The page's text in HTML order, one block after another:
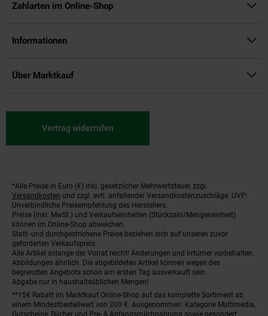
Zahlarten im Online-Shop
Informationen
Über Marktkauf
Vertrag widerrufen
Fußnoten
*Alle Preise in Euro (€) inkl. gesetzlicher Mehrwertsteuer, zzgl.
Versandkosten und zzgl. evtl. anfallender Versandkostenzuschläge. UVP:
Unverbindliche Preisempfehlung des Herstellers.
Preise (inkl. MwSt.) und Verkaufseinheiten (Stückzahl/Mengeneinheit)
können im Online-Shop abweichen.
Statt- und durchgestrichene Preise beziehen sich auf unseren zuvor
geforderten Verkaufspreis.
Alle Artikel solange der Vorrat reicht! Änderungen und Irrtümer vorbehalten.
Abbildungen ähnlich. Die abgebildeten Artikel können wegen des
begrenzten Angebots schon am ersten Tag ausverkauft sein.
Abgabe nur in haushaltsüblichen Mengen!
**15€ Rabatt im Marktkauf Online-Shop auf das komplette Sortiment ab
einem Mindestbestellwert von 200 €. Ausgenommen: Kategorie Multimedia,
Gutscheine, Bücher und Pre- & Anfangsmilchnahrung sowie gesondert